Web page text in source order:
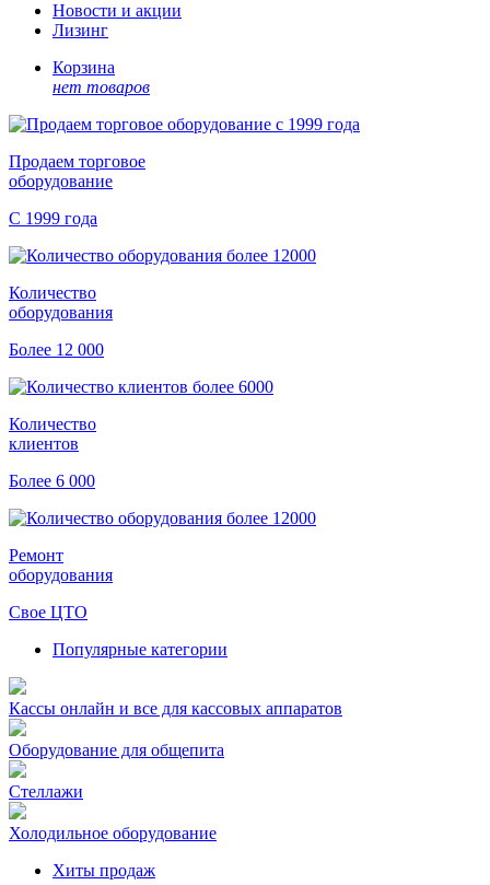
Новости и акции
Лизинг
Корзина
нет товаров
Продаем торговое
оборудование
С 1999 года
Количество
оборудования
Более 12 000
Количество
клиентов
Более 6 000
Ремонт
оборудования
Свое ЦТО
Популярные категории
Кассы онлайн и все для кассовых аппаратов
Оборудование для общепита
Стеллажи
Холодильное оборудование
Хиты продаж